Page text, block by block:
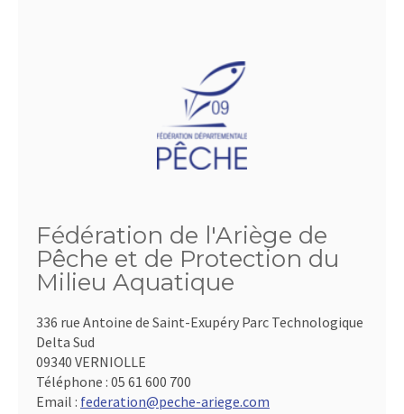
Fédération de l'Ariège de
Pêche et de Protection du
Milieu Aquatique
336 rue Antoine de Saint-Exupéry Parc Technologique
Delta Sud
09340 VERNIOLLE
Téléphone : 05 61 600 700
Email : federation@peche-ariege.com